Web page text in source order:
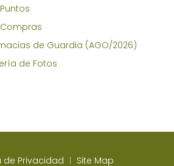
de Guardia (AGO/2026)
de Fotos
de Privacidad Site Map